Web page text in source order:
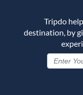
Tripdo
destination, by